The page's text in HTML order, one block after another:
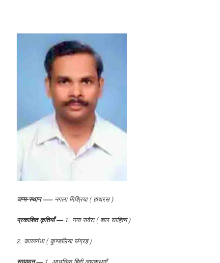
जन्म-स्थान —–नगला मिश्रिया ( हाथरस )
प्रकाशित कृतियाँ —1. नया सवेरा ( बाल साहित्य )
2. काव्यगंधा ( कुण्डलिया संग्रह )